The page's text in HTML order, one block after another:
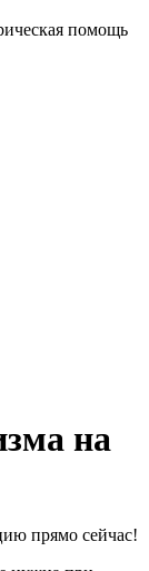
помощь
на
прямо сейчас!